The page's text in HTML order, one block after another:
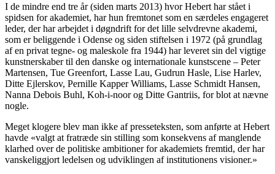
I de mindre end tre år (siden marts 2013) hvor Hebert har stået i
spidsen for akademiet, har hun fremtonet som en særdeles engageret
leder, der har arbejdet i døgndrift for det lille selvdrevne akademi,
som er beliggende i Odense og siden stiftelsen i 1972 (på grundlag
af en privat tegne- og maleskole fra 1944) har leveret sin del vigtige
kunstnerskaber til den danske og internationale kunstscene – Peter
Martensen, Tue Greenfort, Lasse Lau, Gudrun Hasle, Lise Harlev,
Ditte Ejlerskov, Pernille Kapper Williams, Lasse Schmidt Hansen,
Nanna Debois Buhl, Koh-i-noor og Ditte Gantriis, for blot at nævne
nogle.
Meget klogere blev man ikke af presseteksten, som anførte at Hebert
havde «valgt at fratræde sin stilling som konsekvens af manglende
klarhed over de politiske ambitioner for akademiets fremtid, der har
vanskeliggjort ledelsen og udviklingen af institutionens visioner.»